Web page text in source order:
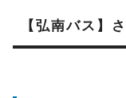
【弘南バス】